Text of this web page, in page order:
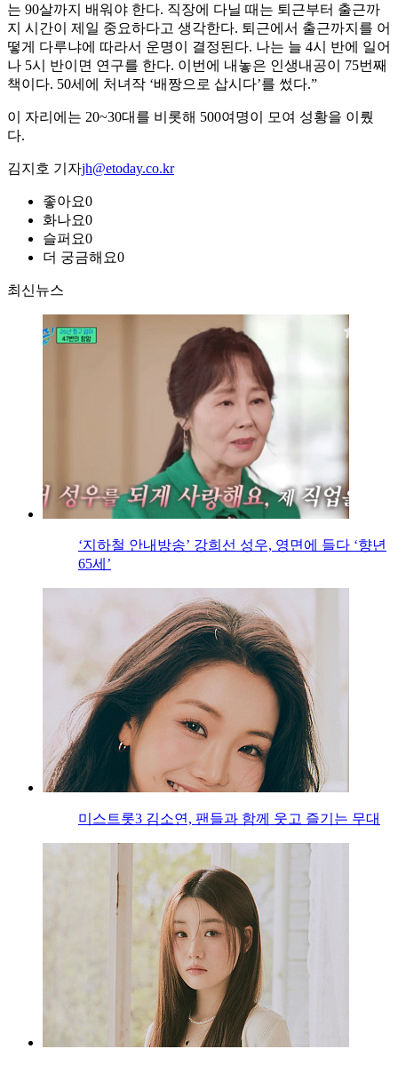
는 90살까지 배워야 한다. 직장에 다닐 때는 퇴근부터 출근까
지 시간이 제일 중요하다고 생각한다. 퇴근에서 출근까지를 어
떻게 다루냐에 따라서 운명이 결정된다. 나는 늘 4시 반에 일어
나 5시 반이면 연구를 한다. 이번에 내놓은 인생내공이 75번째
책이다. 50세에 처녀작 ‘배짱으로 삽시다’를 썼다.”
이 자리에는 20~30대를 비롯해 500여명이 모여 성황을 이뤘
다.
김지호 기자jh@etoday.co.kr
좋아요0
화나요0
슬퍼요0
더 궁금해요0
최신뉴스
‘지하철 안내방송’ 강희선 성우, 영면에 들다 ‘향년
65세’
미스트롯3 김소연, 팬들과 함께 웃고 즐기는 무대